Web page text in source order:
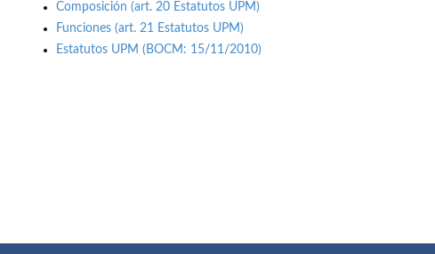
Composición (art. 20 Estatutos UPM)
Funciones (art. 21 Estatutos UPM)
Estatutos UPM (BOCM: 15/11/2010)